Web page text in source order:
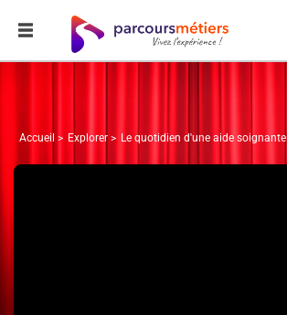
Accueil Explorer Le quotidien d'une aide soignante